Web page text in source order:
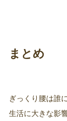
まとめ
ぎっくり腰は誰
生活に大きな影